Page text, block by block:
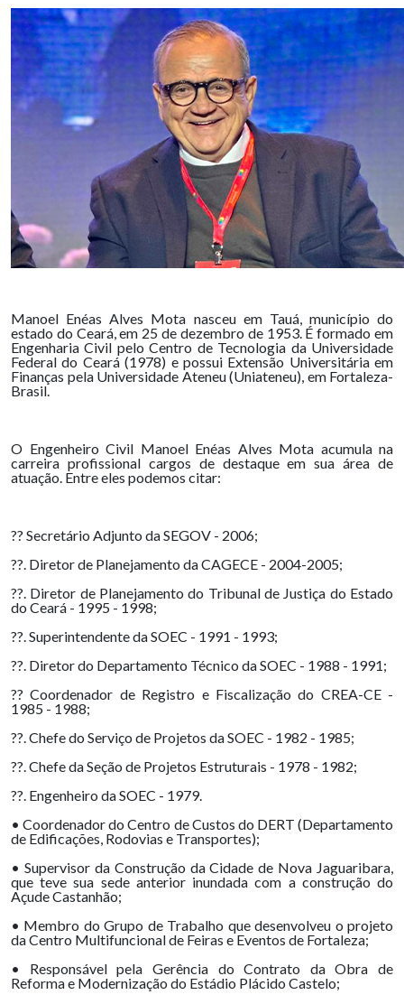
Manoel Enéas Alves Mota nasceu em Tauá, município do
estado do Ceará, em 25 de dezembro de 1953. É formado em
Engenharia Civil pelo Centro de Tecnologia da Universidade
Federal do Ceará (1978) e possui Extensão Universitária em
Finanças pela Universidade Ateneu (Uniateneu), em Fortaleza-
Brasil.
O Engenheiro Civil Manoel Enéas Alves Mota acumula na
carreira profissional cargos de destaque em sua área de
atuação. Entre eles podemos citar:
?? Secretário Adjunto da SEGOV - 2006;
??. Diretor de Planejamento da CAGECE - 2004-2005;
??. Diretor de Planejamento do Tribunal de Justiça do Estado
do Ceará - 1995 - 1998;
??. Superintendente da SOEC - 1991 - 1993;
??. Diretor do Departamento Técnico da SOEC - 1988 - 1991;
?? Coordenador de Registro e Fiscalização do CREA-CE -
1985 - 1988;
??. Chefe do Serviço de Projetos da SOEC - 1982 - 1985;
??. Chefe da Seção de Projetos Estruturais - 1978 - 1982;
??. Engenheiro da SOEC - 1979.
• Coordenador do Centro de Custos do DERT (Departamento
de Edificações, Rodovias e Transportes);
• Supervisor da Construção da Cidade de Nova Jaguaribara,
que teve sua sede anterior inundada com a construção do
Açude Castanhão;
• Membro do Grupo de Trabalho que desenvolveu o projeto
da Centro Multifuncional de Feiras e Eventos de Fortaleza;
• Responsável pela Gerência do Contrato da Obra de
Reforma e Modernização do Estádio Plácido Castelo;